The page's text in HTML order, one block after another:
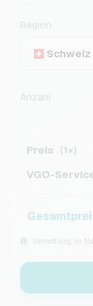
Region
Schweiz
Anzahl
Preis (1×)
VGO-
Vermittlung im